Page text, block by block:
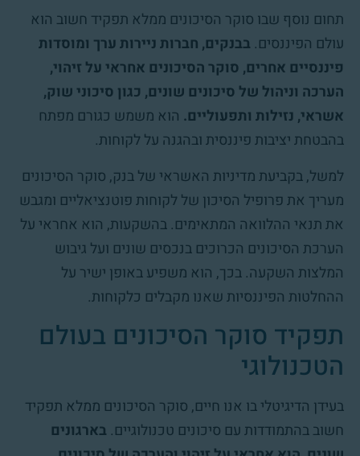
תחום נוסף שבו סוקר הסיכונים ממלא תפקיד חשוב הוא
עולם הפיננסים. בבנקים, חברות ניירות ערך ומוסדות
פיננסיים אחרים, סוקר הסיכונים אחראי על זיהוי,
הערכה וניהול של סיכונים שונים, כגון סיכוני שוק,
אשראי, נזילות ותפעוליים. הוא משמש כגורם מפתח
בהבטחת יציבות פיננסית ובהגנה על לקוחות.
למשל, בקביעת מדיניות האשראי של בנק, סוקר הסיכונים
מעריך את פרופיל הסיכון של לקוחות פוטנציאליים ומגבש
את תנאי ההלוואה המתאימים. בהשקעות, הוא אחראי על
הערכת הסיכונים הכרוכים בנכסים שונים ועל גיבוש
המלצות השקעה. בכך, הוא משפיע באופן ישיר על
ההחלטות הפיננסיות שאנו מקבלים כלקוחות.
תפקיד סוקר הסיכונים בעולם
הטכנולוגי
בעידן הדיגיטלי בו אנו חיים, סוקר הסיכונים ממלא תפקיד
חשוב בהתמודדות עם סיכונים טכנולוגיים. בארגונים